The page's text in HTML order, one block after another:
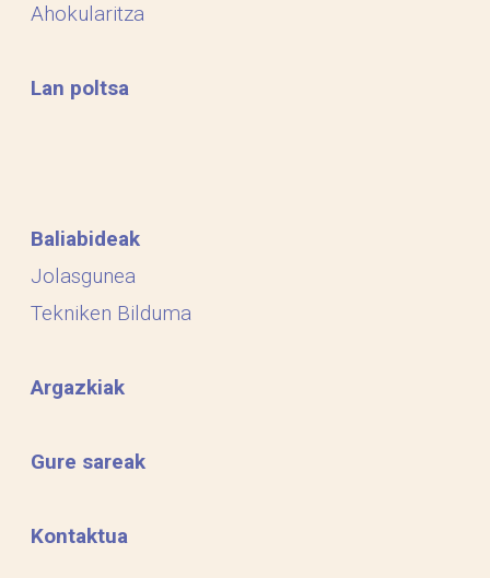
Ahokularitza
Lan poltsa
Baliabideak
Jolasgunea
Tekniken Bilduma
Argazkiak
Gure sareak
Kontaktua